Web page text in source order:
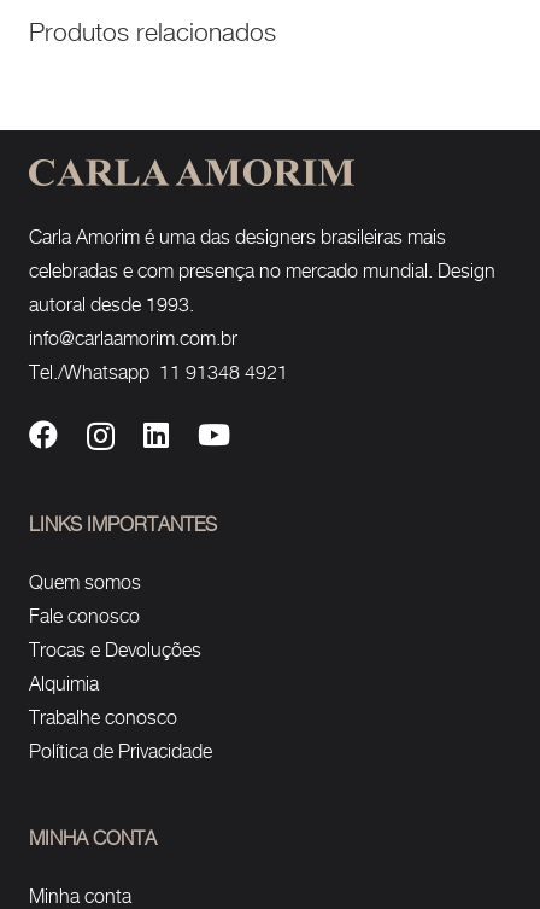
Produtos relacionados
Carla Amorim é uma das designers brasileiras mais
celebradas e com presença no mercado mundial. Design
autoral desde 1993.
info@carlaamorim.com.br
Tel./Whatsapp 11 91348 4921
LINKS IMPORTANTES
Quem somos
Fale conosco
Trocas e Devoluções
Alquimia
Trabalhe conosco
Política de Privacidade
MINHA CONTA
Minha conta